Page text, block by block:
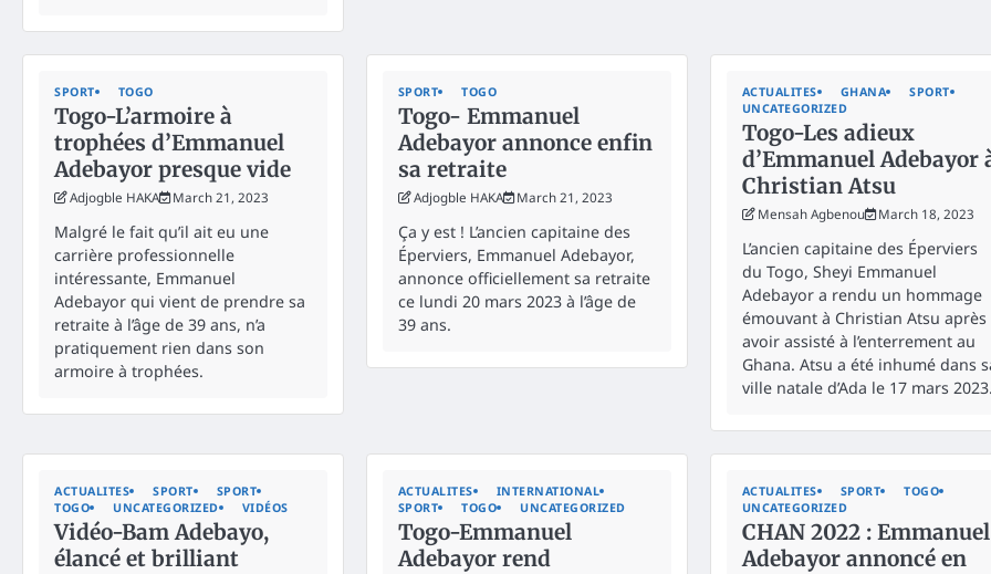
SPORT TOGO
Togo-L’armoire à
trophées d’Emmanuel
Adebayor presque vide
Adjogble HAKA March 21, 2023
Malgré le fait qu’il ait eu une
carrière professionnelle
intéressante, Emmanuel
Adebayor qui vient de prendre sa
retraite à l’âge de 39 ans, n’a
pratiquement rien dans son
armoire à trophées.
SPORT TOGO
Togo- Emmanuel
Adebayor annonce enfin
sa retraite
Adjogble HAKA March 21, 2023
Ça y est ! L’ancien capitaine des
Éperviers, Emmanuel Adebayor,
annonce officiellement sa retraite
ce lundi 20 mars 2023 à l’âge de
39 ans.
ACTUALITES GHANA
SPORT
UNCATEGORIZED
Togo-Les adieux
d’Emmanuel Adebayor
Christian Atsu
Mensah Agbenou March 18, 2023
L’ancien capitaine des Éperviers
du Togo, Sheyi Emmanuel
Adebayor a rendu un hommage
émouvant à Christian Atsu après
avoir assisté à l’enterrement au
Ghana. Atsu a été inhumé dans
ville natale d’Ada le 17 mars
ACTUALITES SPORT
SPORT
TOGO
UNCATEGORIZED VIDÉOS
Vidéo-Bam Adebayo,
élancé et brilliant
ACTUALITES
INTERNATIONAL
SPORT
TOGO UNCATEGORIZED
Togo-Emmanuel
Adebayor rend
ACTUALITES SPORT
TOGO
UNCATEGORIZED
CHAN 2022 : Emmanuel
Adebayor annoncé en